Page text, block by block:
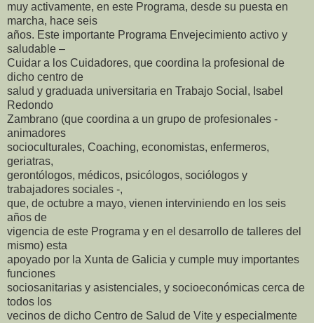
muy activamente, en este Programa, desde su puesta en
marcha, hace seis
años. Este importante Programa Envejecimiento activo y
saludable –
Cuidar a los Cuidadores, que coordina la profesional de
dicho centro de
salud y graduada universitaria en Trabajo Social, Isabel
Redondo
Zambrano (que coordina a un grupo de profesionales -
animadores
socioculturales, Coaching, economistas, enfermeros,
geriatras,
gerontólogos, médicos, psicólogos, sociólogos y
trabajadores sociales -,
que, de octubre a mayo, vienen interviniendo en los seis
años de
vigencia de este Programa y en el desarrollo de talleres del
mismo) esta
apoyado por la Xunta de Galicia y cumple muy importantes
funciones
sociosanitarias y asistenciales, y socioeconómicas cerca de
todos los
vecinos de dicho Centro de Salud de Vite y especialmente